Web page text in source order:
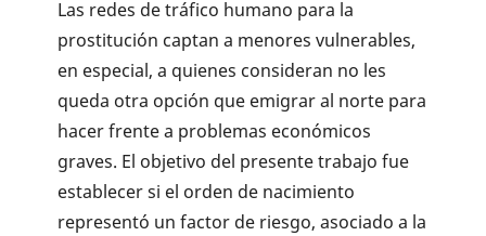
Las redes de tráfico humano para la
prostitución captan a menores vulnerables,
en especial, a quienes consideran no les
queda otra opción que emigrar al norte para
hacer frente a problemas económicos
graves. El objetivo del presente trabajo fue
establecer si el orden de nacimiento
representó un factor de riesgo, asociado a la